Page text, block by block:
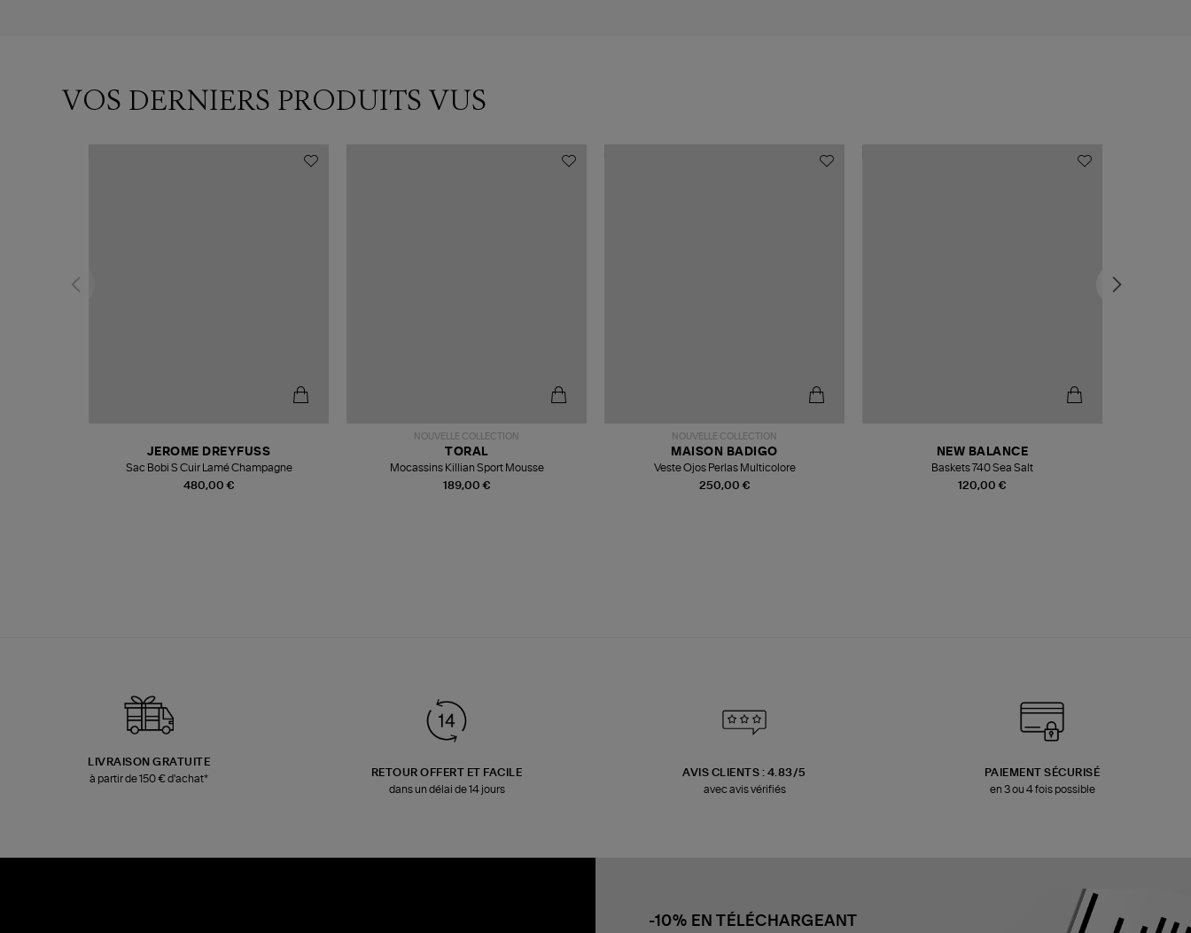
VOS DERNIERS PRODUITS VUS
480,00 €
JEROME DREYFUSS
Sac Bobi S Cuir Lamé Champagne
NOUVELLE COLLECTION
189,00 €
TORAL
Mocassins Killian Sport Mousse
NOUVELLE COLLECTION
250,00 €
MAISON BADIGO
Veste Ojos Perlas Multicolore
120,00 €
NEW BALANCE
Baskets 740 Sea Salt
LIVRAISON GRATUITE
à partir de 150 € d'achat*
RETOUR OFFERT ET FACILE
dans un délai de 14 jours
AVIS CLIENTS : 4.83/5
avec avis vérifiés
PAIEMENT SÉCURISÉ
en 3 ou 4 fois possible
-10% EN TÉLÉCHARGEANT